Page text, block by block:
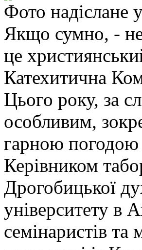
Фото надіслане
Якщо сумно, - не
це
Катехитична
Цього року, за
особливим,
гарною погодою
Керівником
Дрогобицької
університету в
семінаристів та